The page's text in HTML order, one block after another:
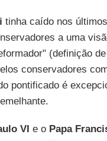
tinha caído nos
a uma
(definição de
conservadores
pontificado é
VI e o Papa